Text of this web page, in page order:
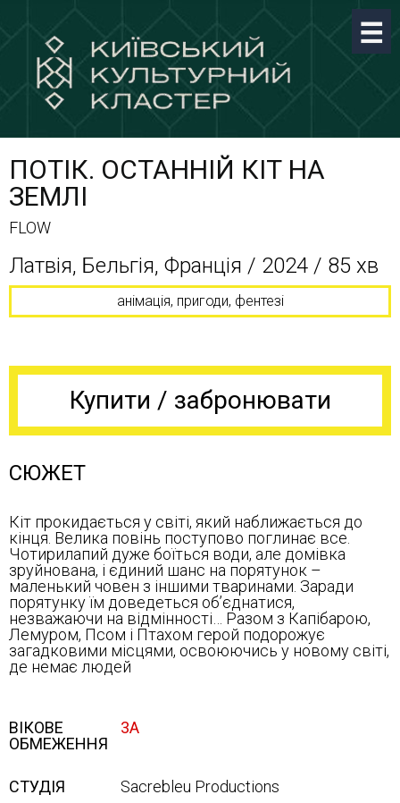
ПОТІК. ОСТАННІЙ КІТ НА
ЗЕМЛІ
FLOW
Латвія, Бельгія, Франція / 2024 / 85 хв
анімація, пригоди, фентезі
Купити / забронювати
СЮЖЕТ
Кіт прокидається у світі, який наближається до
кінця. Велика повінь поступово поглинає все.
Чотирилапий дуже боїться води, але домівка
зруйнована, і єдиний шанс на порятунок –
маленький човен з іншими тваринами. Заради
порятунку їм доведеться об’єднатися,
незважаючи на відмінності… Разом з Капібарою,
Лемуром, Псом і Птахом герой подорожує
загадковими місцями, освоюючись у новому світі,
де немає людей
ВІКОВЕ
ОБМЕЖЕННЯ
3А
СТУДІЯ Sacrebleu Productions